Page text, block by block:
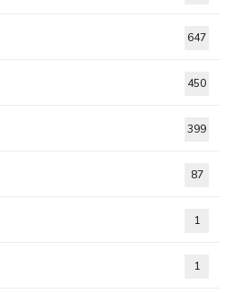
647
450
399
87
1
1